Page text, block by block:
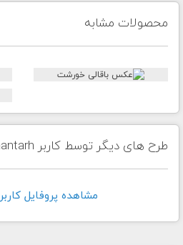
محصولات مشابه
طرح های دیگر توسط کاربر mihantarh
مشاهده پروفايل کاربر mihantarh